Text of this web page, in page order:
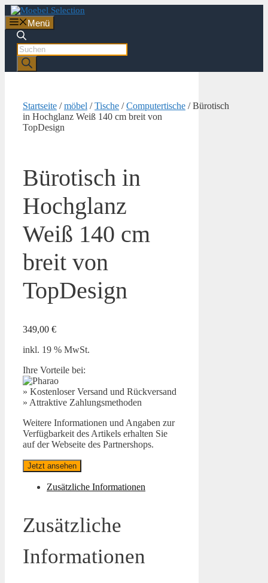
Zum
Inhalt
springen
Menü
Products
search
Startseite /möbel /Tische /Computertische / Bürotisch
in Hochglanz Weiß 140 cm breit von
TopDesign
Bürotisch in
Hochglanz
Weiß 140 cm
breit von
TopDesign
349,00 €
inkl. 19 % MwSt.
Ihre Vorteile bei:
» Kostenloser Versand und Rückversand
» Attraktive Zahlungsmethoden
Weitere Informationen und Angaben zur
Verfügbarkeit des Artikels erhalten Sie
auf der Webseite des Partnershops.
Jetzt ansehen
Zusätzliche Informationen
Zusätzliche
Informationen